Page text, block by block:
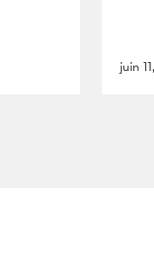
juin